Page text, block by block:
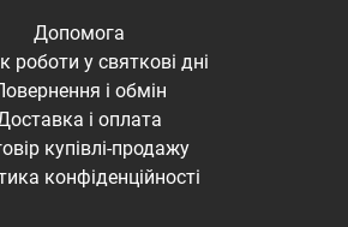
Допомога
роботи у святкові дні
і обмін
і оплата
купівлі-продажу
конфіденційності